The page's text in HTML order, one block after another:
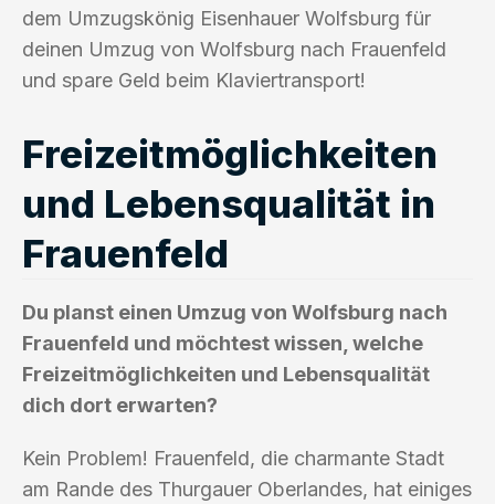
dem Umzugskönig Eisenhauer Wolfsburg für
deinen Umzug von Wolfsburg nach Frauenfeld
und spare Geld beim Klaviertransport!
Freizeitmöglichkeiten
und Lebensqualität in
Frauenfeld
Du planst einen Umzug von Wolfsburg nach
Frauenfeld und möchtest wissen, welche
Freizeitmöglichkeiten und Lebensqualität
dich dort erwarten?
Kein Problem! Frauenfeld, die charmante Stadt
am Rande des Thurgauer Oberlandes, hat einiges